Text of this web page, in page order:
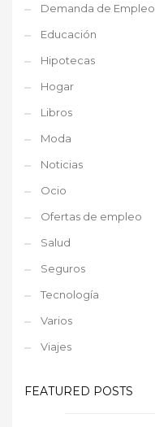
Demanda de Empleo
Educación
Hipotecas
Hogar
Libros
Moda
Noticias
Ocio
Ofertas de empleo
Salud
Seguros
Tecnología
Varios
Viajes
FEATURED POSTS